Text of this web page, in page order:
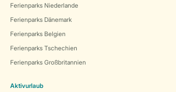
Ferienparks Niederlande
Ferienparks Dänemark
Ferienparks Belgien
Ferienparks Tschechien
Ferienparks Großbritannien
Aktivurlaub